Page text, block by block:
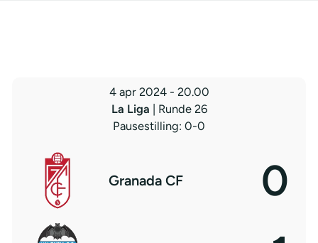
4 apr 2024 - 20.00
La Liga
| Runde 26
Pausestilling: 0-0
Granada CF 0